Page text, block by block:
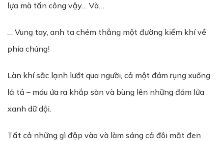
lựa mà tấn công vậy… Và…
… Vung tay, anh ta chém thẳng một đường kiếm khí về
phía chúng!
Làn khí sắc lạnh lướt qua người, cả một đám rụng xuống
lả tả – máu ứa ra khắp sàn và bùng lên những đám lửa
xanh dữ dội.
Tất cả những gì đập vào và làm sáng cả đôi mắt đen